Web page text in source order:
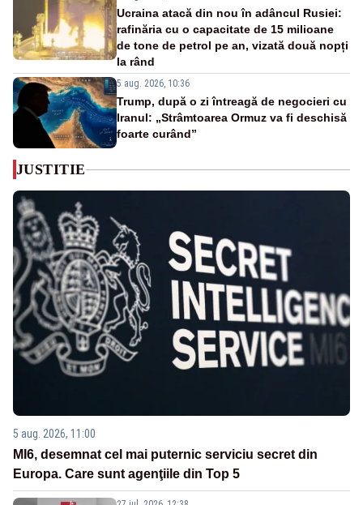
Ucraina atacă din nou în adâncul Rusiei:
rafinăria cu o capacitate de 15 milioane
de tone de petrol pe an, vizată două nopți
la rând
5 aug. 2026, 10:36
Trump, după o zi întreagă de negocieri cu
Iranul: „Strâmtoarea Ormuz va fi deschisă
foarte curând”
JUSTITIE
5 aug. 2026, 11:00
MI6, desemnat cel mai puternic serviciu secret din
Europa. Care sunt agenţiile din Top 5